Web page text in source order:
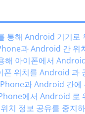
통해 Android 기기로
과 Android 간 위
해 아이폰에서
위치를 Android 과
과 Android 간에
에서 Android 로
치 정보 공유를 중지